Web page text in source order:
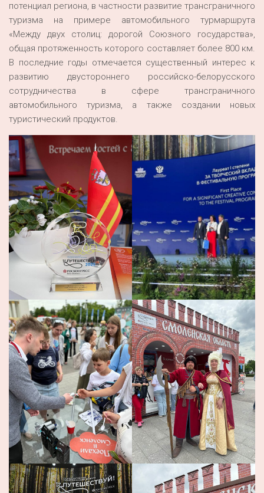
потенциал региона, в частности развитие трансграничного
туризма на примере автомобильного турмаршрута
«Между двух столиц: дорогой Союзного государства»,
общая протяженность которого составляет более 800 км.
В последние годы отмечается существенный интерес к
развитию двустороннего российско-белорусского
сотрудничества в сфере трансграничного
автомобильного туризма, а также создании новых
туристический продуктов.